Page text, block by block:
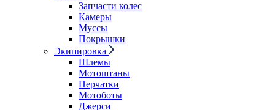
Запчасти колес
Камеры
Муссы
Покрышки
Экипировка
Шлемы
Мотоштаны
Перчатки
Мотоботы
Джерси